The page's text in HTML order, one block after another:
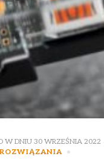
W DNIU30 WRZEŚNIA 2022